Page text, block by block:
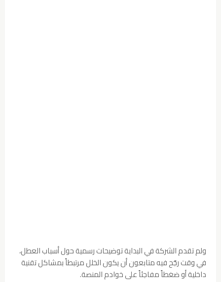
ولم تقدم الشركة في البداية توضيحات رسمية حول أسباب العطل،
في وقت رجّح فيه متابعون أن يكون الخلل مرتبطاً بمشاكل تقنية
داخلية أو ضغطاً مفاجئاً على خوادم المنصة.